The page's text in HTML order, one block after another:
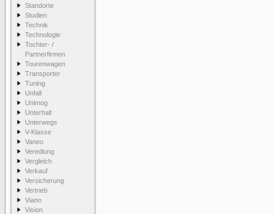
Standorte
Studien
Technik
Technologie
Tochter- /
Partnerfirmen
Tourenwagen
Transporter
Tuning
Unfall
Unimog
Unterhalt
Unterwegs
V-Klasse
Vaneo
Veredlung
Vergleich
Verkauf
Versicherung
Vertrieb
Viano
Vision